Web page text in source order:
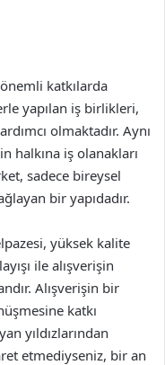
katkılarda
yapılan iş birlikleri,
olmaktadır. Aynı
halkına iş olanakları
sadece bireysel
bir yapıdadır.
yüksek kalite
ile alışverişin
Alışverişin bir
katkı
yıldızlarından
etmediyseniz, bir an